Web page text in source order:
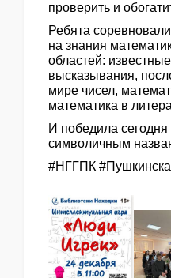
проверить и
Ребята
на знания
областей:
высказывания,
мире чисел,
математика в
И победила
символичным
#НГГПК